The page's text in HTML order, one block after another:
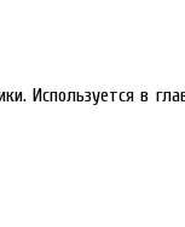
Используется в